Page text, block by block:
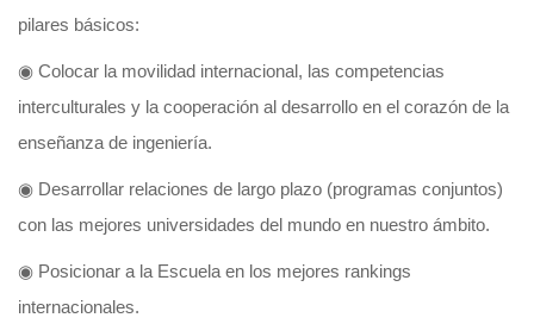
pilares básicos:
◉ Colocar la movilidad internacional, las competencias
interculturales y la cooperación al desarrollo en el corazón de la
enseñanza de ingeniería.
◉ Desarrollar relaciones de largo plazo (programas conjuntos)
con las mejores universidades del mundo en nuestro ámbito.
◉ Posicionar a la Escuela en los mejores rankings
internacionales.